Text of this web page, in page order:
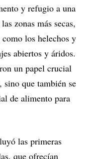
y refugio a una
zonas más secas,
los helechos y
abiertos y áridos.
un papel crucial
sino que también se
de alimento para
las primeras
que ofrecían